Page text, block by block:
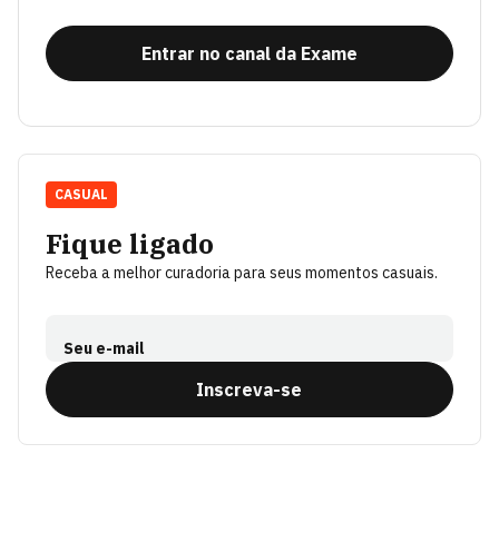
Entrar no canal da Exame
Fique ligado
Receba a melhor curadoria para seus momentos casuais.
Seu e-mail
Inscreva-se
CASUAL